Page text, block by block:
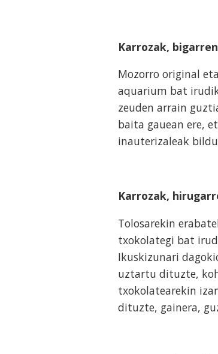
Karrozak, bigarren
Mozorro original
aquarium bat
zeuden arrain
baita gauean ere,
inauterizaleak
Karrozak,
Tolosarekin
txokolategi bat
Ikuskizunari
uztartu dituzte,
txokolatearekin
dituzte, gainera,